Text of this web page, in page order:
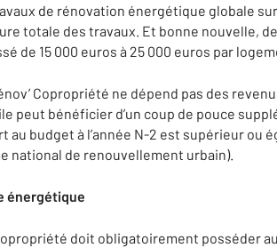
de rénovation énergétique globale
totale des travaux. Et bonne nouvelle,
de 15 000 euros à 25 000 euros par
Copropriété ne dépend pas des
peut bénéficier d’un coup de pouce
budget à l’année N-2 est supérieur ou
national de renouvellement urbain).
énergétique
doit obligatoirement posséder